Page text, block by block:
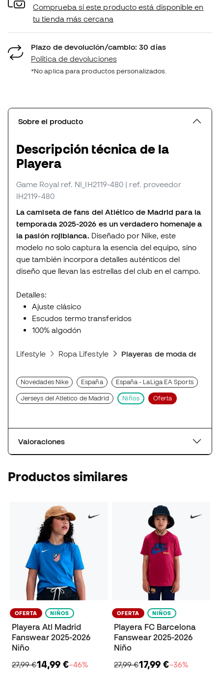
Comprueba si este producto está disponible en
tu tienda más cercana
Plazo de devolución/cambio: 30 días
Política de devoluciones
*No aplica para productos personalizados.
Sobre el producto
Descripción técnica de la
Playera
Game Royal ref. NI_IH2119-480 | ref. proveedor
IH2119-480
La camiseta de fans del Atlético de Madrid para la
temporada 2025-2026 es un verdadero homenaje a
la pasión rojiblanca. Diseñado por Nike, este
modelo no solo captura la esencia del equipo, sino
que también incorpora detalles auténticos del
diseño que llevan las estrellas del club en el campo.
Detalles:
Ajuste clásico
Escudos termo transferidos
100% algodón
Lifestyle Ropa Lifestyle Playeras de moda
Novedades Nike España España - LaLiga EA Sports
Jerseys del Atletico de Madrid Niños Oferta
Valoraciones
Productos similares
OFERTA NIÑOS
Playera Atl Madrid
Fanswear 2025-2026
Niño
27,99 €14,99 €−46%
OFERTA NIÑOS
Playera FC Barcelona
Fanswear 2025-2026
Niño
27,99 €17,99 €−36%